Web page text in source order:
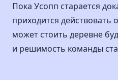
Пока Усопп старается
приходится
может стоить деревне
и решимость команды